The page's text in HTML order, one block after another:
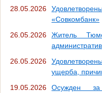
28.05.2026
«Совкомбанк»
26.05.2026
Житель
26.05.2026
ущерба,
19.05.2026
Осужден